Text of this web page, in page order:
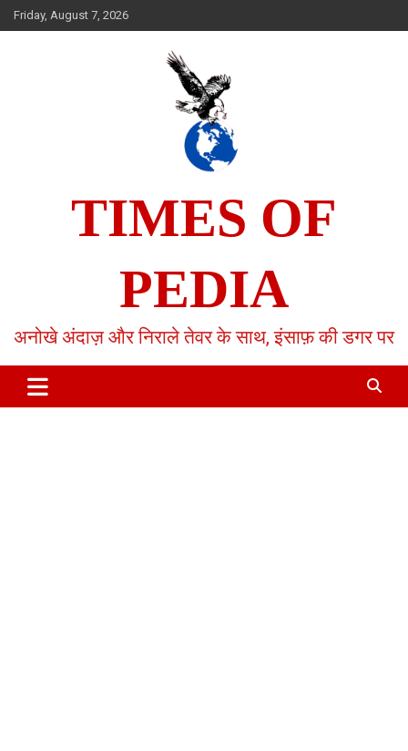
Skip
to
Friday, August 7, 2026
TIMES OF
PEDIA
अनोखे अंदाज़ और निराले तेवर के साथ, इंसाफ़ की डगर पर